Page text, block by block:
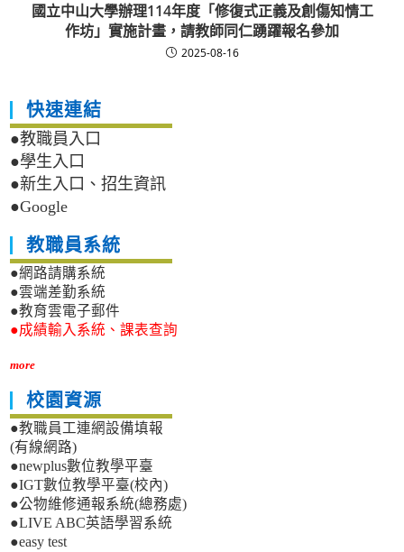
國立中山大學辦理114年度「修復式正義及創傷知情工
作坊」實施計畫，請教師同仁踴躍報名參加
2025-08-16
快速連結
●教職員入口
●學生入口
●新生入口、招生資訊
●Google
教職員系統
●網路請購系統
●雲端差勤系統
●教育雲電子郵件
●成績輸入系統、課表查詢
more
校園資源
●教職員工連網設備填報
(有線網路)
●newplus數位教學平臺
●IGT數位教學平臺(校內)
●公物維修通報系統(總務處)
●LIVE ABC英語學習系統
●easy test